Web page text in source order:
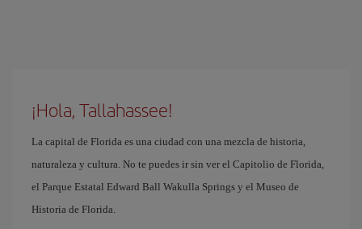
¡Hola, Tallahassee!
La capital de Florida es una ciudad con una mezcla de historia,
naturaleza y cultura. No te puedes ir sin ver el Capitolio de Florida,
el Parque Estatal Edward Ball Wakulla Springs y el Museo de
Historia de Florida.